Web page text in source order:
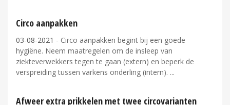
Circo aanpakken
03-08-2021 - Circo aanpakken begint bij een goede
hygiëne. Neem maatregelen om de insleep van
ziekteverwekkers tegen te gaan (extern) en beperk de
verspreiding tussen varkens onderling (intern).
Afweer extra prikkelen met twee circovarianten